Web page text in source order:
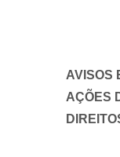
AVISOS
AÇÕES